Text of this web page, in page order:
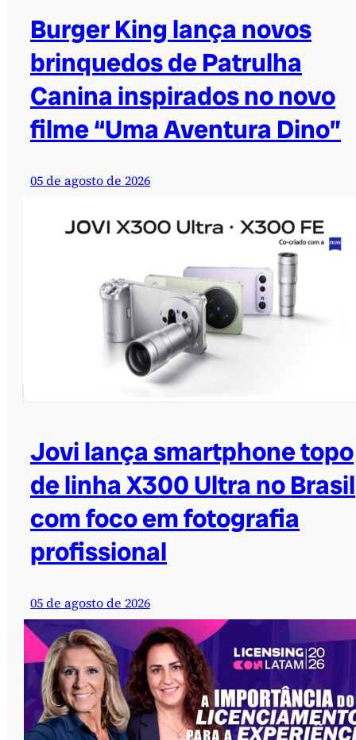
Burger King lança novos
brinquedos de Patrulha
Canina inspirados no novo
filme “Uma Aventura Dino”
05 de agosto de 2026
Jovi lança smartphone topo
de linha X300 Ultra no Brasil
com foco em fotografia
profissional
05 de agosto de 2026